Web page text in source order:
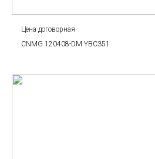
Цена договорная
CNMG 120408-DM YBC351